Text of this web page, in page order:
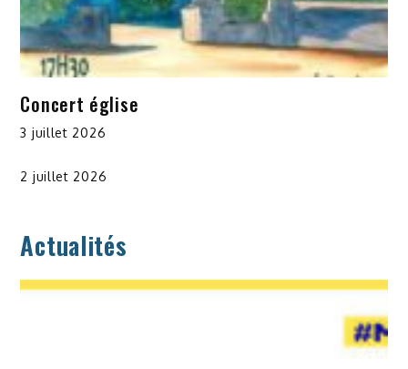
Concert église
3 juillet 2026
2 juillet 2026
Actualités